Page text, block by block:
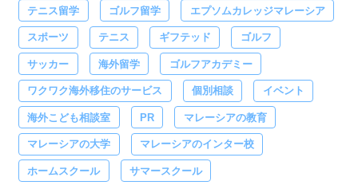
テニス留学 ゴルフ留学 エプソムカレッジマレーシア
スポーツ テニス ギフテッド ゴルフ
サッカー 海外留学 ゴルフアカデミー
ワクワク海外移住のサービス 個別相談 イベント
海外こども相談室 PR マレーシアの教育
マレーシアの大学 マレーシアのインター校
ホームスクール サマースクール